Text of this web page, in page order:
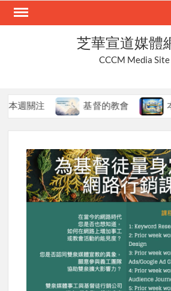
Skip
芝華宣道媒體
CCCM Media Site
關注 基督的教會 本週